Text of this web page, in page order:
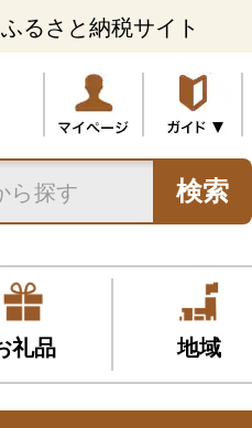
るさと納税サイト
検索
礼品 地域